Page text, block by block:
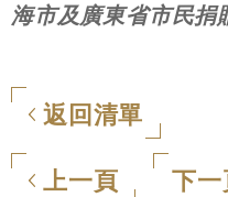
海市及廣東省市民捐
返回清單
上一頁 下一